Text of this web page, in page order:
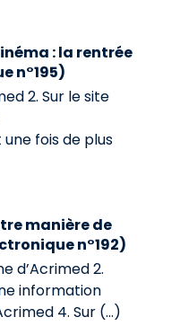
: la rentrée
n°195)
2. Sur le site
fois de plus
manière de
n°192)
d’Acrimed 2.
information
4. Sur (…)